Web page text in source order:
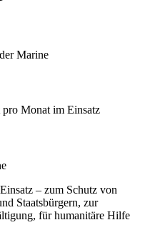
Marine
Monat im Einsatz
– zum Schutz von
Staatsbürgern, zur
für humanitäre Hilfe